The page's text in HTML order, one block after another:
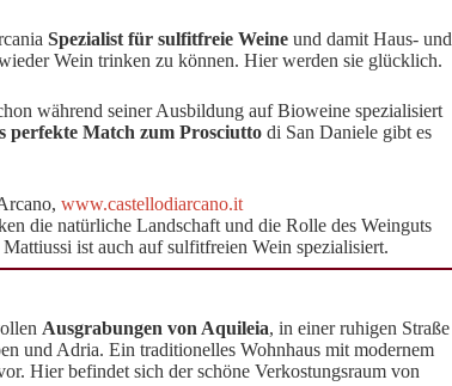
Spezialist für sulfitfreie Weine und damit Haus- und
Wein trinken zu können. Hier werden sie glücklich.
während seiner Ausbildung auf Bioweine spezialisiert
perfekte Match zum Prosciutto di San Daniele gibt es
www.castellodiarcano.it
die natürliche Landschaft und die Rolle des Weinguts
ist auch auf sulfitfreien Wein spezialisiert.
Ausgrabungen von Aquileia, in einer ruhigen Straße
und Adria. Ein traditionelles Wohnhaus mit modernem
Hier befindet sich der schöne Verkostungsraum von